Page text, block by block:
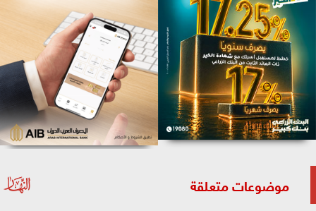
موضوعات متعلقة